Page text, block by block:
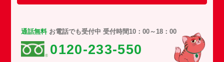
通話無料お電話でも受付中 受付時間10：00～18：00
0120-233-550